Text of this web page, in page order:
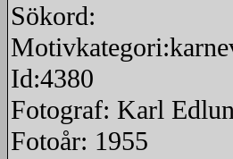
Sökord:
Id:4380
Fotograf: Karl
Fotoår: 1955